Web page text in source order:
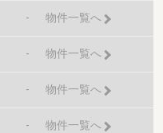
- 物件一覧へ
- 物件一覧へ
- 物件一覧へ
- 物件一覧へ